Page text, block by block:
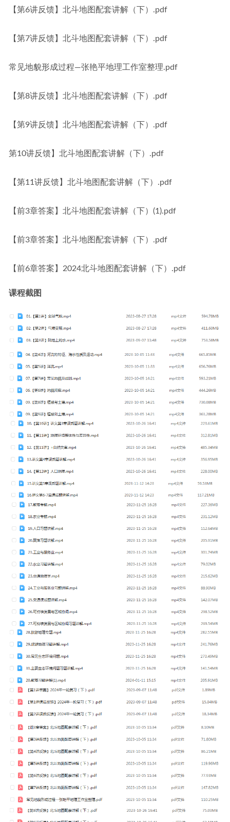
【第6讲反馈】北斗地图配套讲解（下）.pdf
【第7讲反馈】北斗地图配套讲解（下）.pdf
常见地貌形成过程—张艳平地理工作室整理.pdf
【第8讲反馈】北斗地图配套讲解（下）.pdf
【第9讲反馈】北斗地图配套讲解（下）.pdf
第10讲反馈】北斗地图配套讲解（下）.pdf
【第11讲反馈】北斗地图配套讲解（下）.pdf
【前3章答案】北斗地图配套讲解（下）(1).pdf
【前3章答案】北斗地图配套讲解（下）.pdf
【前6章答案】2024北斗地图配套讲解（下）.pdf
课程截图